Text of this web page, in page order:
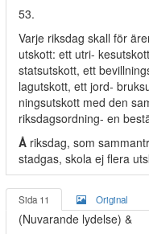
53.
Varje riksdag skall för
utskott: ett utri-
statsutskott, ett
lagutskott, ett jord-
ningsutskott med den
riksdagsordning- en
Å riksdag, som
stadgas, skola ej flera
Sida 11 Original
(Nuvarande lydelse) &